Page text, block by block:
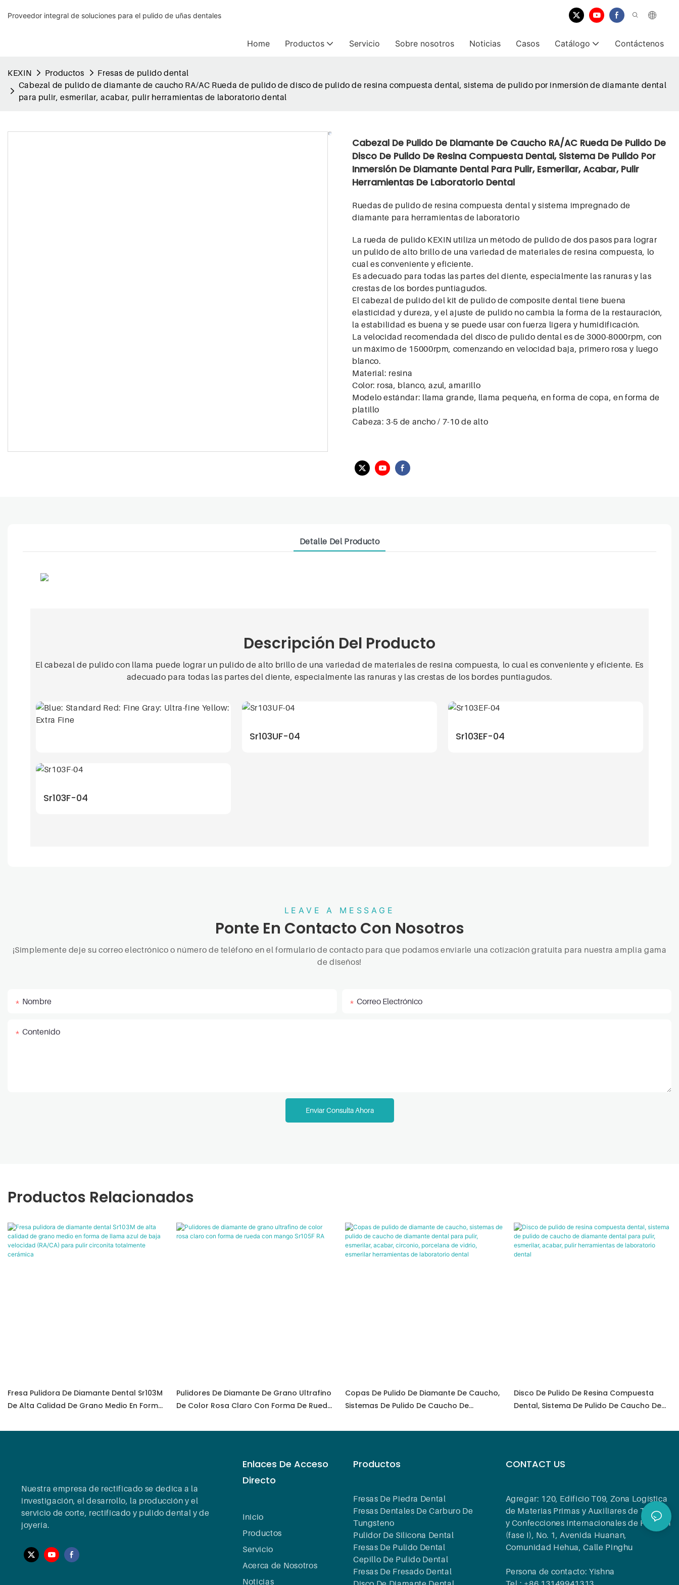
Proveedor integral de soluciones para el pulido de uñas dentales
Home Productos Servicio Sobre nosotros Noticias Casos Catálogo Contáctenos
KEXIN Productos
Fresas de pulido dental
Cabezal de pulido de diamante de caucho RA/AC Rueda de pulido de disco de pulido de resina compuesta dental, sistema de pulido por inmersión de diamante dental
para pulir, esmerilar, acabar, pulir herramientas de laboratorio dental
Cabezal De Pulido De Diamante De Caucho RA/AC Rueda De Pulido De
Disco De Pulido De Resina Compuesta Dental, Sistema De Pulido Por
Inmersión De Diamante Dental Para Pulir, Esmerilar, Acabar, Pulir
Herramientas De Laboratorio Dental
Ruedas de pulido de resina compuesta dental y sistema impregnado de
diamante para herramientas de laboratorio
La rueda de pulido KEXIN utiliza un método de pulido de dos pasos para lograr
un pulido de alto brillo de una variedad de materiales de resina compuesta, lo
cual es conveniente y eficiente.
Es adecuado para todas las partes del diente, especialmente las ranuras y las
crestas de los bordes puntiagudos.
El cabezal de pulido del kit de pulido de composite dental tiene buena
elasticidad y dureza, y el ajuste de pulido no cambia la forma de la restauración,
la estabilidad es buena y se puede usar con fuerza ligera y humidificación.
La velocidad recomendada del disco de pulido dental es de 3000-8000rpm, con
un máximo de 15000rpm, comenzando en velocidad baja, primero rosa y luego
blanco.
Material: resina
Color: rosa, blanco, azul, amarillo
Modelo estándar: llama grande, llama pequeña, en forma de copa, en forma de
platillo
Cabeza: 3-5 de ancho / 7-10 de alto
Detalle Del Producto
Descripción Del Producto
El cabezal de pulido con llama puede lograr un pulido de alto brillo de una variedad de materiales de resina compuesta, lo cual es conveniente y eficiente. Es
adecuado para todas las partes del diente, especialmente las ranuras y las crestas de los bordes puntiagudos.
Sr103UF-04 Sr103EF-04
Sr103F-04
LEAVE A MESSAGE
Ponte En Contacto Con Nosotros
¡Simplemente deje su correo electrónico o número de teléfono en el formulario de contacto para que podamos enviarle una cotización gratuita para nuestra amplia gama
de diseños!
Nombre Correo Electrónico
Contenido
Enviar Consulta Ahora
Productos Relacionados
Fresa Pulidora De Diamante Dental Sr103M
De Alta Calidad De Grano Medio En Forma
Para Pulir Circonita Totalmente Cerámica
Pulidores De Diamante De Grano Ultrafino
De Color Rosa Claro Con Forma De Rueda
Copas De Pulido De Diamante De Caucho,
Sistemas De Pulido De Caucho De
Acabar, Circonio, Porcelana De Vidrio,
Disco De Pulido De Resina Compuesta
Dental, Sistema De Pulido De Caucho De
Acabar, Pulir Herramientas De Laboratorio
Nuestra empresa de rectificado se dedica a la
investigación, el desarrollo, la producción y el
servicio de corte, rectificado y pulido dental y de
joyería.
Enlaces De Acceso
Directo
Inicio
Productos
Servicio
Acerca de Nosotros
Noticias
Productos
Fresas De Piedra Dental
Fresas Dentales De Carburo De
Tungsteno
Pulidor De Silicona Dental
Fresas De Pulido Dental
Cepillo De Pulido Dental
Fresas De Fresado Dental
CONTACT US
Agregar: 120, Edificio T09, Zona Logística
de Materias Primas y Auxiliares de Textiles
y Confecciones Internacionales de Huanan
(fase I), No. 1, Avenida Huanan,
Comunidad Hehua, Calle Pinghu
Persona de contacto: Yishna